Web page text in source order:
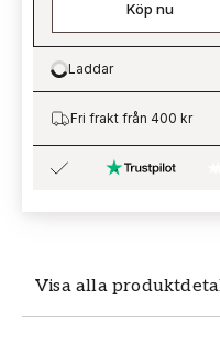
Visa alla
Köp nu
Loading…
Laddar
Fri frakt från 400 kr